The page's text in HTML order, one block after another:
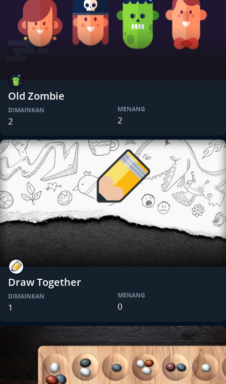
Old Zombie
DIMAINKAN
2
MENANG
2
Draw Together
DIMAINKAN
1
MENANG
0